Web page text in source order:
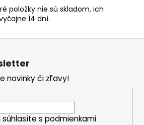
položky nie sú skladom, ich
14 dní.
novinky či zľavy!
s podmienkami